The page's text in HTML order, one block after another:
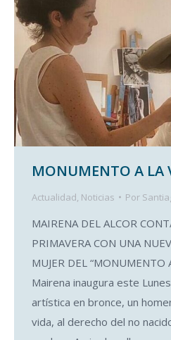
MONUMENTO A LA
Actualidad, Noticias Por
MAIRENA DEL ALCOR
PRIMAVERA CON UNA
MUJER DEL “MONUMENTO
Mairena inaugura este
artística en bronce, un
vida, al derecho del no